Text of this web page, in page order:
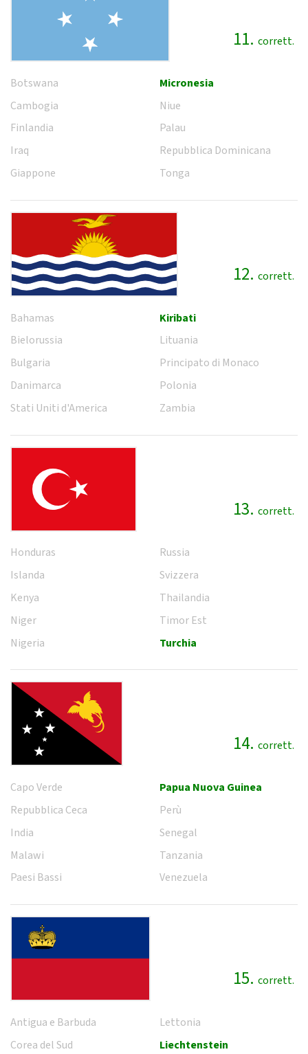
11. corrett.
Botswana
Cambogia
Finlandia
Iraq
Giappone
Micronesia
Niue
Palau
Repubblica Dominicana
Tonga
12. corrett.
Bahamas
Bielorussia
Bulgaria
Danimarca
Stati Uniti d'America
Kiribati
Lituania
Principato di Monaco
Polonia
Zambia
13. corrett.
Honduras
Islanda
Kenya
Niger
Nigeria
Russia
Svizzera
Thailandia
Timor Est
Turchia
14. corrett.
Capo Verde
Repubblica Ceca
India
Malawi
Paesi Bassi
Papua Nuova Guinea
Perù
Senegal
Tanzania
Venezuela
15. corrett.
Antigua e Barbuda
Corea del Sud
Lettonia
Liechtenstein